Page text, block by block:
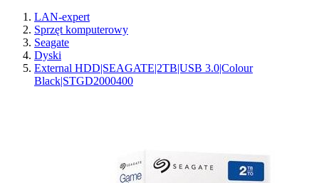
LAN-expert
Sprzęt komputerowy
Seagate
Dyski
External HDD|SEAGATE|2TB|USB 3.0|Colour
Black|STGD2000400